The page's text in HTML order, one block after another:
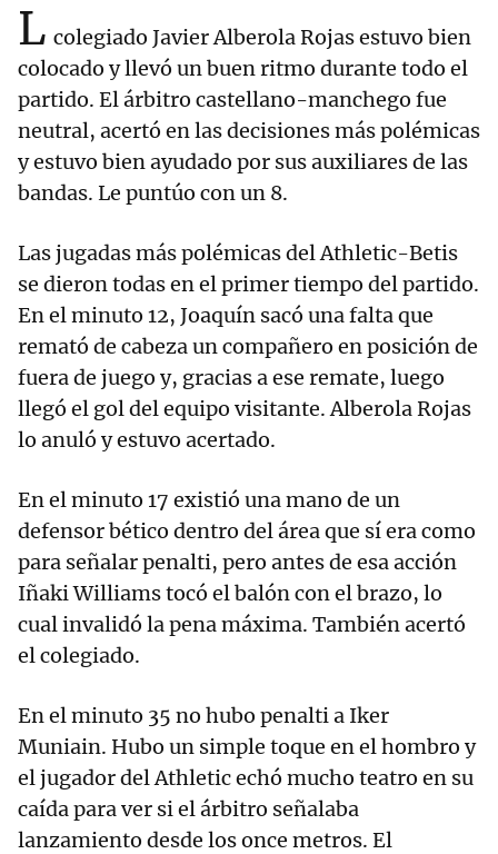
L colegiado Javier Alberola Rojas estuvo bien
colocado y llevó un buen ritmo durante todo el
partido. El árbitro castellano-manchego fue
neutral, acertó en las decisiones más polémicas
y estuvo bien ayudado por sus auxiliares de las
bandas. Le puntúo con un 8.
Las jugadas más polémicas del Athletic-Betis
se dieron todas en el primer tiempo del partido.
En el minuto 12, Joaquín sacó una falta que
remató de cabeza un compañero en posición de
fuera de juego y, gracias a ese remate, luego
llegó el gol del equipo visitante. Alberola Rojas
lo anuló y estuvo acertado.
En el minuto 17 existió una mano de un
defensor bético dentro del área que sí era como
para señalar penalti, pero antes de esa acción
Iñaki Williams tocó el balón con el brazo, lo
cual invalidó la pena máxima. También acertó
el colegiado.
En el minuto 35 no hubo penalti a Iker
Muniain. Hubo un simple toque en el hombro y
el jugador del Athletic echó mucho teatro en su
caída para ver si el árbitro señalaba
lanzamiento desde los once metros. El